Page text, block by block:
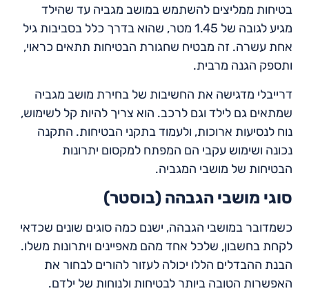
בטיחות ממליצים להשתמש במושב מגביה עד שהילד
מגיע לגובה של 1.45 מטר, שהוא בדרך כלל בסביבות גיל
אחת עשרה. זה מבטיח שחגורת הבטיחות תתאים כראוי,
ותספק הגנה מרבית.
דרייבלי מדגישה את החשיבות של בחירת מושב מגביה
שמתאים גם לילד וגם לרכב. הוא צריך להיות קל לשימוש,
נוח לנסיעות ארוכות, ולעמוד בתקני הבטיחות. התקנה
נכונה ושימוש עקבי הם המפתח למקסום יתרונות
הבטיחות של מושבי המגביה.
סוגי מושבי הגבהה (בוסטר)
כשמדובר במושבי הגבהה, ישנם כמה סוגים שונים שכדאי
לקחת בחשבון, שלכל אחד מהם מאפיינים ויתרונות משלו.
הבנת ההבדלים הללו יכולה לעזור להורים לבחור את
האפשרות הטובה ביותר לבטיחות ולנוחות של ילדם.